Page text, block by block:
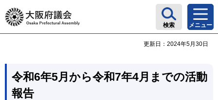
大阪府議会
検索 メニュー
更新日：2024年5月30日
令和6年5月から令和7年4月までの活動
報告